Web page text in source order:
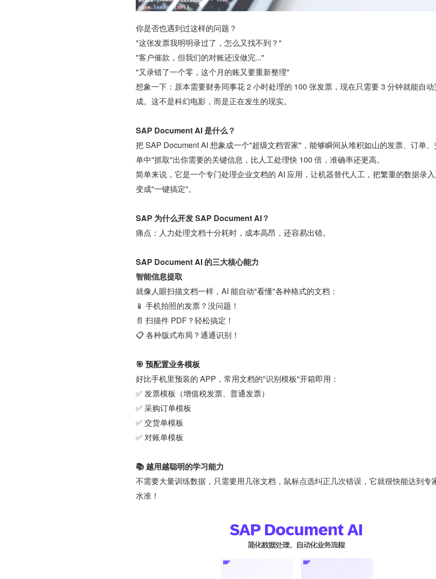
你是否也遇到过这样的问题？
"这张发票我明明录过了，怎么又找不到？"
"客户催款，但我们的对账还没做完..."
"又录错了一个零，这个月的账又要重新整理"
想象一下：原本需要财务同事花 2 小时处理的 100 张发票，现在只需要 3 分钟就能自
成。这不是科幻电影，而是正在发生的现实。
SAP Document AI 是什么？
把 SAP Document AI 想象成一个"超级文档管家"，能够瞬间从堆积如山的发票、订单
单中"抓取"出你需要的关键信息，比人工处理快 100 倍，准确率还更高。
简单来说，它是一个专门处理企业文档的 AI 应用，让机器替代人工，把繁重的数据录
变成"一键搞定"。
SAP 为什么开发 SAP Document AI？
痛点：人力处理文档十分耗时，成本高昂，还容易出错。
SAP Document AI 的三大核心能力
智能信息提取
就像人眼扫描文档一样，AI 能自动"看懂"各种格式的文档：
📱 手机拍照的发票？没问题！
📄 扫描件 PDF？轻松搞定！
📋 各种版式布局？通通识别！
🎯 预配置业务模板
好比手机里预装的 APP，常用文档的"识别模板"开箱即用：
✅ 发票模板（增值税发票、普通发票）
✅ 采购订单模板
✅ 交货单模板
✅ 对账单模板
📚 越用越聪明的学习能力
不需要大量训练数据，只需要用几张文档，鼠标点选纠正几次错误，它就很快能达到专
水准！